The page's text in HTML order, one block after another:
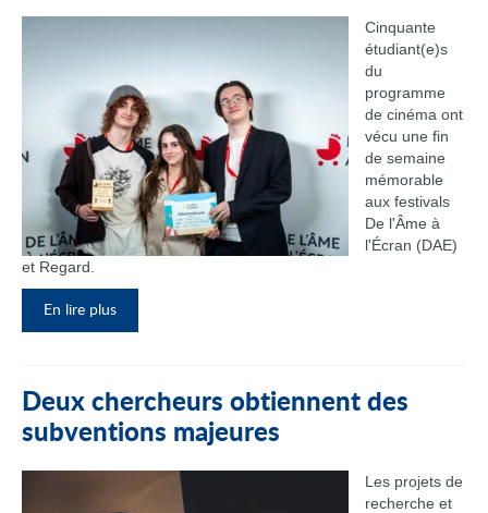
Cinquante
étudiant(e)s
du
programme
de cinéma ont
vécu une fin
de semaine
mémorable
aux festivals
De l'Âme à
l'Écran (DAE)
et Regard.
En lire plus
Deux chercheurs obtiennent des
subventions majeures
Les projets de
recherche et